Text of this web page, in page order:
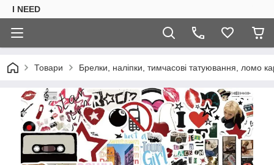
I NEED
Товари Брелки, наліпки, тимчасові татуювання, ломо